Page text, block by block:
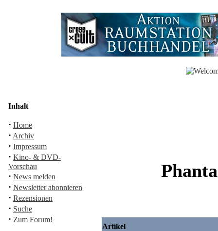
Inhalt
· Home
· Archiv
· Impressum
· Kino- & DVD-
Vorschau
· News melden
· Newsletter abonnieren
· Rezensionen
· Suche
· Zum Forum!
Artikel